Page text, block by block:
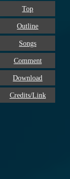
Top
Outline
Songs
Comment
Download
Credits/Link